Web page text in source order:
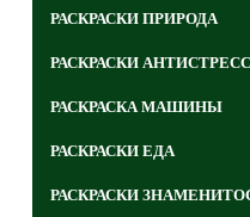
РАСКРАСКИ ПРИРОДА
РАСКРАСКИ АНТИСТРЕСС
РАСКРАСКА МАШИНЫ
РАСКРАСКИ ЕДА
РАСКРАСКИ